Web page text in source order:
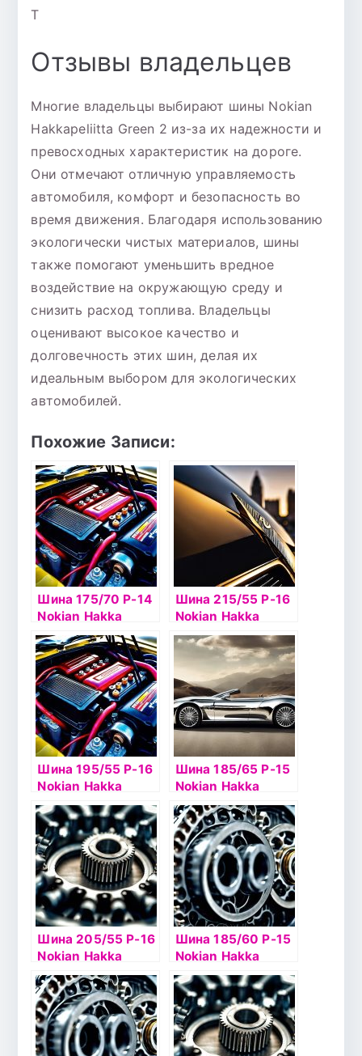
T
Отзывы владельцев
Многие владельцы выбирают шины Nokian
Hakkapeliitta Green 2 из-за их надежности и
превосходных характеристик на дороге.
Они отмечают отличную управляемость
автомобиля, комфорт и безопасность во
время движения. Благодаря использованию
экологически чистых материалов, шины
также помогают уменьшить вредное
воздействие на окружающую среду и
снизить расход топлива. Владельцы
оценивают высокое качество и
долговечность этих шин, делая их
идеальным выбором для экологических
автомобилей.
Похожие Записи:
Шина 175/70 Р-14
Nokian Hakka
Green2 88T б/к
Шина 215/55 Р-16
Nokian Hakka
Green2 97V б/к
Шина 195/55 Р-16
Nokian Hakka
Green2 91H б/к
Шина 185/65 Р-15
Nokian Hakka
Green2 92H б/к
Шина 205/55 Р-16
Nokian Hakka
Green2 94H б/к
Шина 185/60 Р-15
Nokian Hakka
Green2 88H б/к